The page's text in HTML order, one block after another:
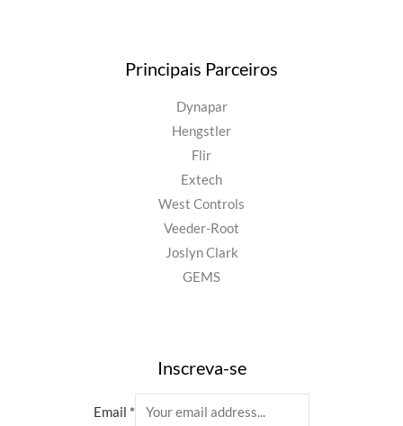
Principais Parceiros
Dynapar
Hengstler
Flir
Extech
West Controls
Veeder-Root
Joslyn Clark
GEMS
Inscreva-se
Email *